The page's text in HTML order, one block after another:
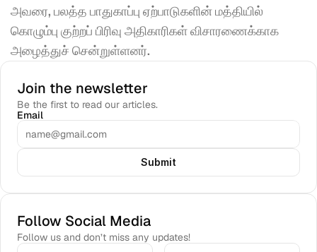
அவரை, பலத்த பாதுகாப்பு ஏற்பாடுகளின் மத்தியில்
கொழும்பு குற்றப் பிரிவு அதிகாரிகள் விசாரணைக்காக
அழைத்துச் சென்றுள்ளனர்.
Join the newsletter
Be the first to read our articles.
Email
Submit
Follow Social Media
Follow us and don’t miss any updates!